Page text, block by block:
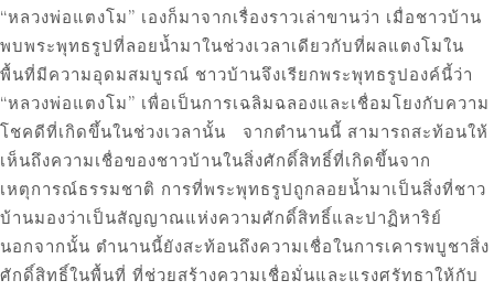
“หลวงพ่อแตงโม” เองก็มาจากเรื่องราวเล่าขานว่า เมื่อชาวบ้าน
พบพระพุทธรูปที่ลอยน้ำมาในช่วงเวลาเดียวกับที่ผลแตงโมใน
พื้นที่มีความอุดมสมบูรณ์ ชาวบ้านจึงเรียกพระพุทธรูปองค์นี้ว่า
“หลวงพ่อแตงโม” เพื่อเป็นการเฉลิมฉลองและเชื่อมโยงกับความ
โชคดีที่เกิดขึ้นในช่วงเวลานั้น จากตำนานนี้ สามารถสะท้อนให้
เห็นถึงความเชื่อของชาวบ้านในสิ่งศักดิ์สิทธิ์ที่เกิดขึ้นจาก
เหตุการณ์ธรรมชาติ การที่พระพุทธรูปถูกลอยน้ำมาเป็นสิ่งที่ชาว
บ้านมองว่าเป็นสัญญาณแห่งความศักดิ์สิทธิ์และปาฏิหาริย์
นอกจากนั้น ตำนานนี้ยังสะท้อนถึงความเชื่อในการเคารพบูชาสิ่ง
ศักดิ์สิทธิ์ในพื้นที่ ที่ช่วยสร้างความเชื่อมั่นและแรงศรัทธาให้กับ